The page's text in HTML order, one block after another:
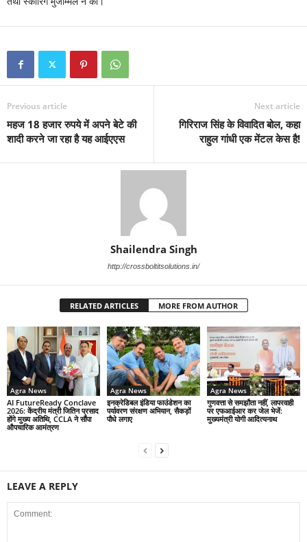
Previous article
महज 18 हजार रुपये में अपने बेटे की
शादी करने जा रहा है यह आईएएस
Next article
गिरिराज सिंह के विवादित बोल, कहा
राहुल गांधी एक मेंटल केस है!
Shailendra Singh
http://crossboltitsolutions.in/
RELATED ARTICLES MORE FROM AUTHOR
Agra News
AI FutureReady Conclave
2026: केंद्रीय मंत्री जितिन प्रसाद
होंगे मुख्य अतिथि, CCLA ने सौंपा
औपचारिक आमंत्रण
Agra News
इनक्रेडिबल इंडिया फाउंडेशन का
पर्यावरण संरक्षण अभियान, सैकड़ों
पौधे लगाए
Agra News
गुणवत्ता से समझौता नहीं, लापरवाही
पर एफआईआर कर जेल भेजें:
मुख्यमंत्री योगी आदित्यनाथ
LEAVE A REPLY